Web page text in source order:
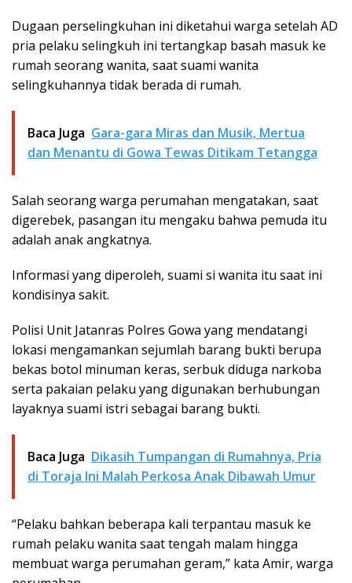
Dugaan perselingkuhan ini diketahui warga setelah AD
pria pelaku selingkuh ini tertangkap basah masuk ke
rumah seorang wanita, saat suami wanita
selingkuhannya tidak berada di rumah.
Baca Juga Gara-gara Miras dan Musik, Mertua
dan Menantu di Gowa Tewas Ditikam Tetangga
Salah seorang warga perumahan mengatakan, saat
digerebek, pasangan itu mengaku bahwa pemuda itu
adalah anak angkatnya.
Informasi yang diperoleh, suami si wanita itu saat ini
kondisinya sakit.
Polisi Unit Jatanras Polres Gowa yang mendatangi
lokasi mengamankan sejumlah barang bukti berupa
bekas botol minuman keras, serbuk diduga narkoba
serta pakaian pelaku yang digunakan berhubungan
layaknya suami istri sebagai barang bukti.
Baca Juga Dikasih Tumpangan di Rumahnya, Pria
di Toraja Ini Malah Perkosa Anak Dibawah Umur
“Pelaku bahkan beberapa kali terpantau masuk ke
rumah pelaku wanita saat tengah malam hingga
membuat warga perumahan geram,” kata Amir, warga